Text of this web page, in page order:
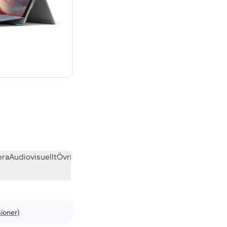
AudiovisuelltÖvrigt